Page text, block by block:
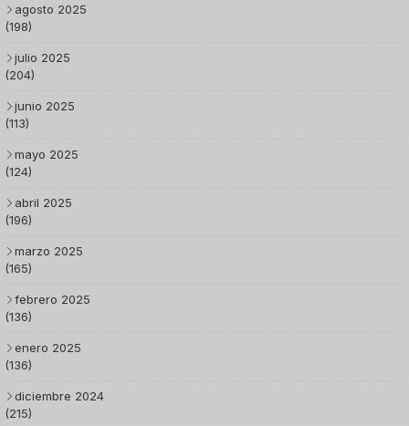
agosto 2025
(198)
julio 2025
(204)
junio 2025
(113)
mayo 2025
(124)
abril 2025
(196)
marzo 2025
(165)
febrero 2025
(136)
enero 2025
(136)
diciembre 2024
(215)